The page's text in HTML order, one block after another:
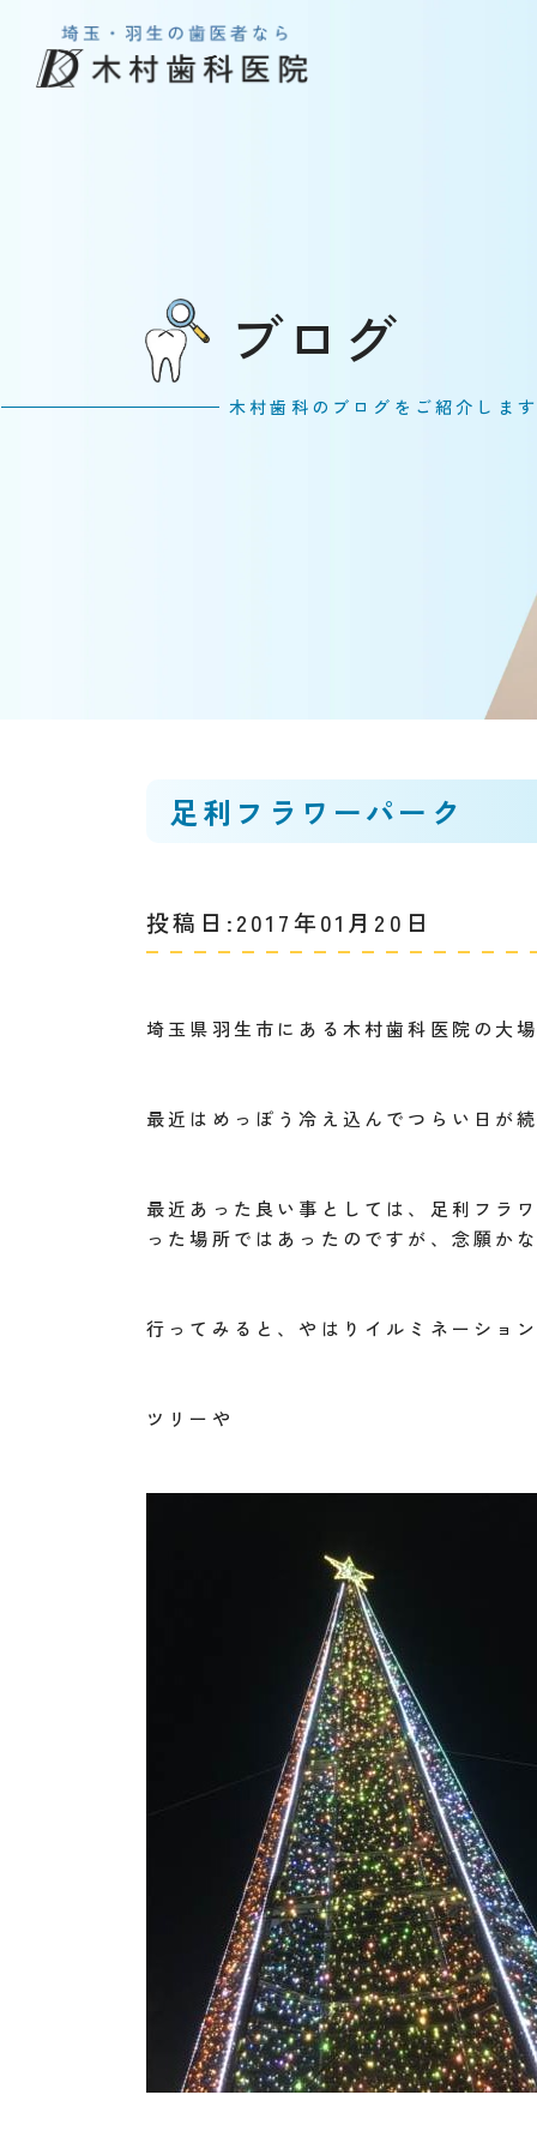
ブログ
木村歯科のブログをご紹介します
足利フラワーパーク
投稿日:2017年01月20日
埼玉県羽生市にある木村歯科医院の大
最近はめっぽう冷え込んでつらい日が
最近あった良い事としては、足利フラ
った場所ではあったのですが、念願か
行ってみると、やはりイルミネーショ
ツリーや